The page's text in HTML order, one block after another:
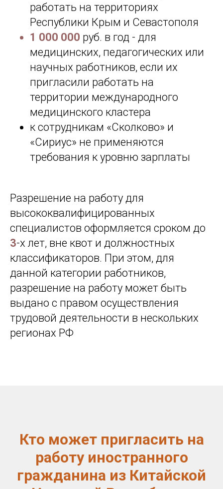
работать на территориях
Республики Крым и Севастополя
1 000 000 руб. в год - для
медицинских, педагогических или
научных работников, если их
пригласили работать на
территории международного
медицинского кластера
к сотрудникам «Сколково» и
«Сириус» не применяются
требования к уровню зарплаты
Разрешение на работу для
высококвалифицированных
специалистов оформляется сроком до
3-х лет, вне квот и должностных
классификаторов. При этом, для
данной категории работников,
разрешение на работу может быть
выдано с правом осуществления
трудовой деятельности в нескольких
регионах РФ
Кто может пригласить на
работу иностранного
гражданина из Китайской